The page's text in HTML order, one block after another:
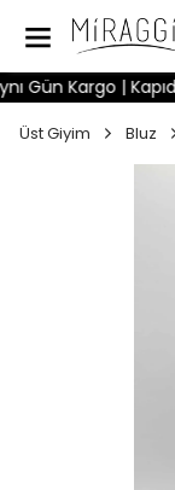
Gün Kargo |
Üst Giyim Bluz